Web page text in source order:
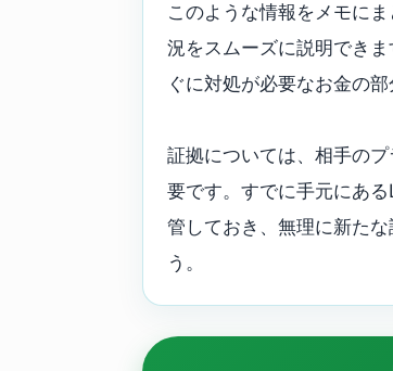
このような情報をメモに
況をスムーズに説明でき
ぐに対処が必要なお金の
証拠については、相手の
要です。すでに手元にあ
管しておき、無理に新た
う。